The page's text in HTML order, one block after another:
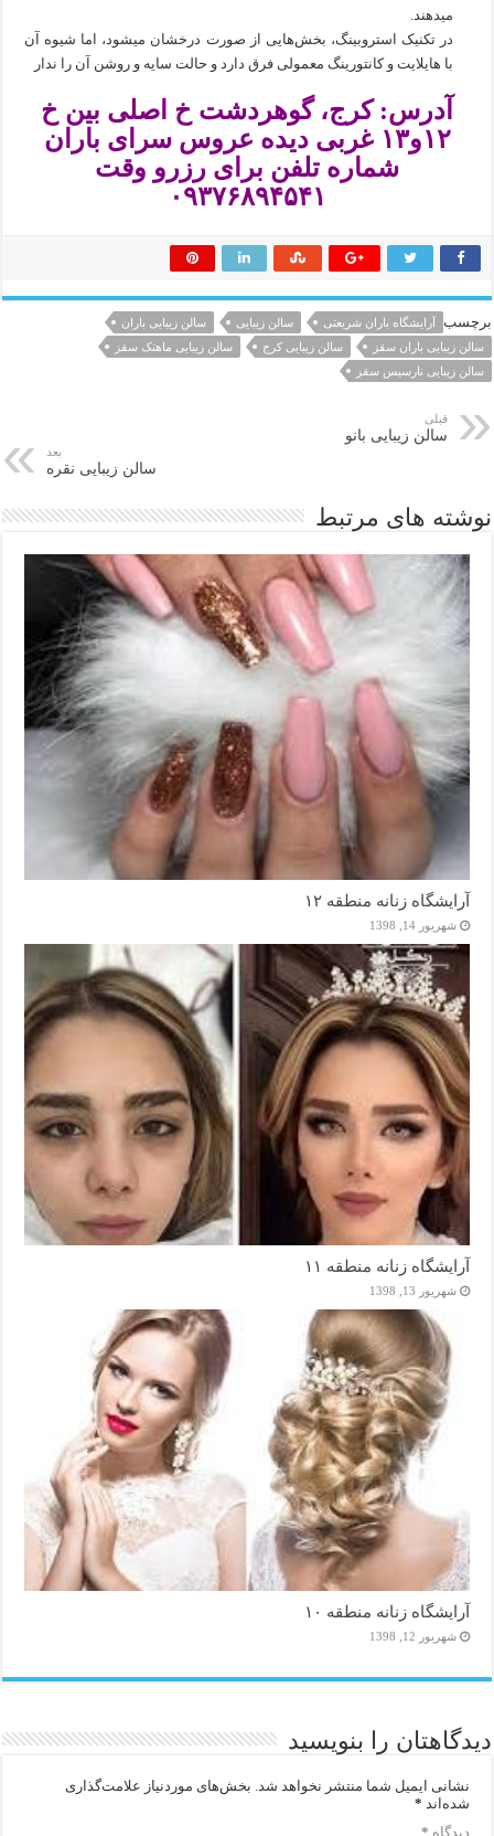
میدهند.
در تکنیک استروبینگ، بخش‌هایی از صورت درخشان میشود، اما شیوه آن
با هایلایت و کانتورینگ معمولی فرق دارد و حالت سایه و روشن آن را ندار
آدرس: کرج، گوهردشت خ اصلی بین خ
۱۲و۱۳ غربی دیده عروس سرای باران
شماره تلفن برای رزرو وقت
۰۹۳۷۶۸۹۴۵۴۱
برچسب آرایشگاه باران شریعتی سالن زیبایی
سالن زیبایی باران
سالن زیبایی باران سقز
سالن زیبایی کرج
سالن زیبایی ماهتک سقز
سالن زیبایی نارسیس سقز
قبلی
سالن زیبایی بانو
بعد
سالن زیبایی نقره
نوشته های مرتبط
آرایشگاه زنانه منطقه ۱۲
شهریور 14, 1398
آرایشگاه زنانه منطقه ۱۱
شهریور 13, 1398
آرایشگاه زنانه منطقه ۱۰
شهریور 12, 1398
دیدگاهتان را بنویسید
نشانی ایمیل شما منتشر نخواهد شد. بخش‌های موردنیاز علامت‌گذاری
شده‌اند *
دیدگاه *